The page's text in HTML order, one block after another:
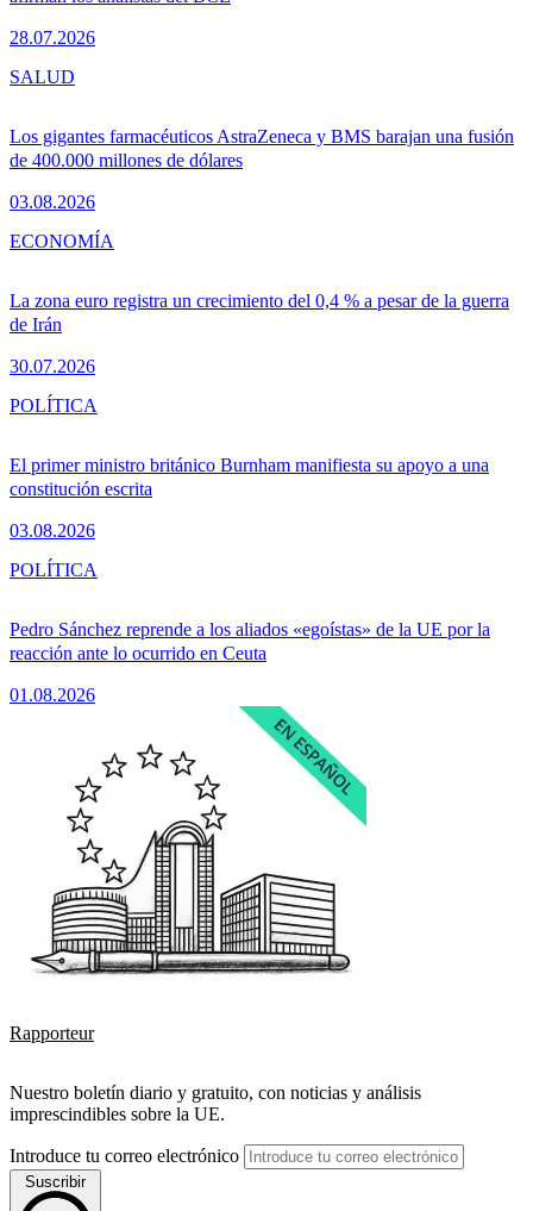
28.07.2026
Los gigantes farmacéuticos AstraZeneca y BMS barajan una fusión
de 400.000 millones de dólares
03.08.2026
SALUD
La zona euro registra un crecimiento del 0,4 % a pesar de la guerra
de Irán
30.07.2026
ECONOMÍA
El primer ministro británico Burnham manifiesta su apoyo a una
constitución escrita
03.08.2026
POLÍTICA
Pedro Sánchez reprende a los aliados «egoístas» de la UE por la
reacción ante lo ocurrido en Ceuta
01.08.2026
POLÍTICA
Rapporteur
Nuestro boletín diario y gratuito, con noticias y análisis
imprescindibles sobre la UE.
Introduce tu correo electrónico
Suscribir